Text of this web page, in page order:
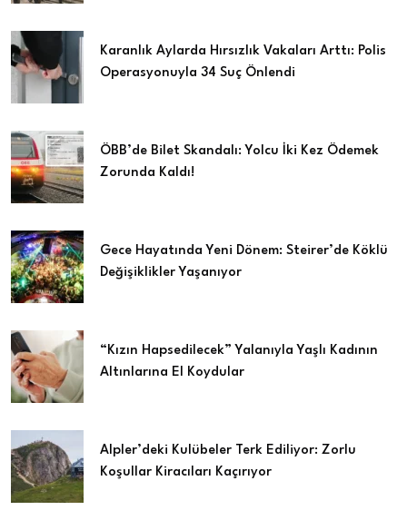
Karanlık Aylarda Hırsızlık Vakaları Arttı: Polis
Operasyonuyla 34 Suç Önlendi
ÖBB’de Bilet Skandalı: Yolcu İki Kez Ödemek
Zorunda Kaldı!
Gece Hayatında Yeni Dönem: Steirer’de Köklü
Değişiklikler Yaşanıyor
“Kızın Hapsedilecek” Yalanıyla Yaşlı Kadının
Altınlarına El Koydular
Alpler’deki Kulübeler Terk Ediliyor: Zorlu
Koşullar Kiracıları Kaçırıyor